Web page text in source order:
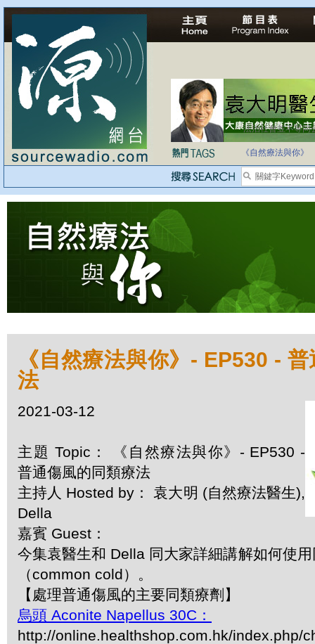
法治社會並不等同
自家教育合法化-
《自然療法與你》
《自然療法與你》- EP530 -
法
2021-03-12
主題 Topic： 《自然療法與你》- EP530 -
普通傷風的同類療法
主持人 Hosted by： 袁大明 (自然療法醫生),
Della
嘉賓 Guest：
今集袁醫生和 Della 同大家詳細講解如何使
（common cold）。
【處理普通傷風的主要同類療劑】
烏頭 Aconite Napellus 30C：
http://online.healthshop.com.hk/index.php/